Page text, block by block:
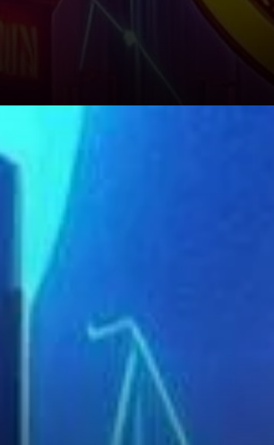
son analyse de
a également
trajectoire des prix
(DOGE), la plus
en
capitalisation.